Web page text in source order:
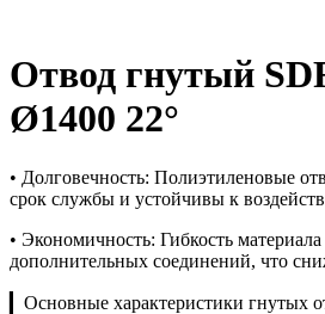
Отвод гнутый
Ø1400 22°
• Долговечность: Полиэтиленовые
срок службы и устойчивы к
• Экономичность: Гибкость
дополнительных соединений, что
▎Основные характеристики гнутых